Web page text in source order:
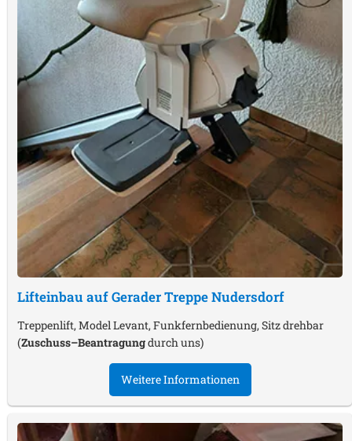
Lifteinbau auf Gerader TreppeNudersdorf
Treppenlift, Model Levant, Funkfernbedienung, Sitz drehbar
(Zuschuss–Beantragungdurch uns)
Weitere Informationen